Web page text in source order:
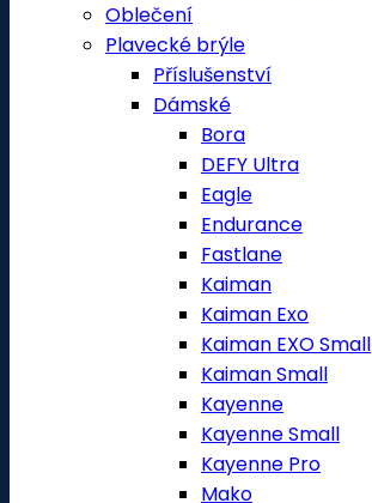
Oblečení
Plavecké brýle
Příslušenství
Dámské
Bora
DEFY Ultra
Eagle
Endurance
Fastlane
Kaiman
Kaiman Exo
Kaiman EXO Small
Kaiman Small
Kayenne
Kayenne Small
Kayenne Pro
Mako